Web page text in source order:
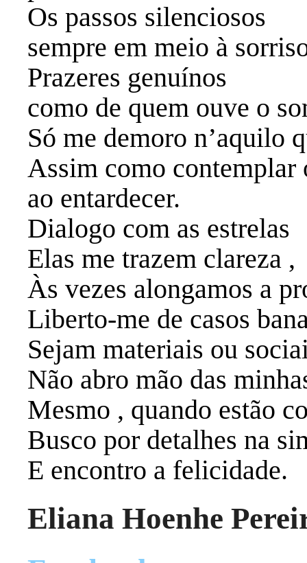
Os passos silenciosos
sempre em meio à
Prazeres genuínos
como de quem ouve o
Só me demoro n’aquilo
Assim como contemplar
ao entardecer.
Dialogo com as estrelas
Elas me trazem clareza ,
Às vezes alongamos a
Liberto-me de casos
Sejam materiais ou
Não abro mão das
Mesmo , quando estão
Busco por detalhes na
E encontro a felicidade.
Eliana Hoenhe